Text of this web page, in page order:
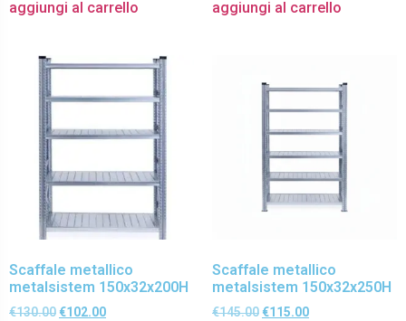
aggiungi al carrello aggiungi al carrello
Scaffale metallico
metalsistem 150x32x200H
€130.00 €102.00
Scaffale metallico
metalsistem 150x32x250H
€145.00 €115.00